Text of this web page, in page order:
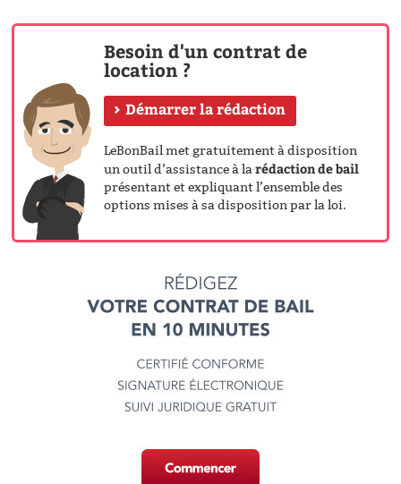
Besoin d'un contrat de
location ?
Démarrer la rédaction
LeBonBail met gratuitement à disposition
un outil d’assistance à larédaction de bail
présentant et expliquant l’ensemble des
options mises à sa disposition par la loi.